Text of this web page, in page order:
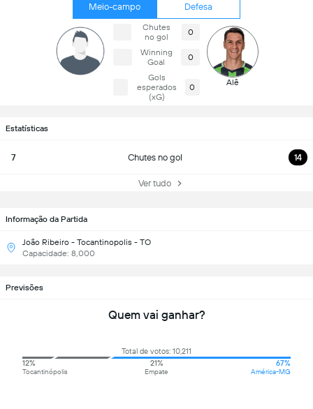
Meio-campo Defesa
Chutes
no gol
0
Winning
Goal
0
Gols
esperados
(xG)
0 Alê
Estatísticas
7 Chutes no gol 14
Ver tudo
Informação da Partida
João Ribeiro - Tocantinopolis - TO
Capacidade: 8,000
Previsões
Quem vai ganhar?
Total de votos: 10,211
12%
Tocantinópolis
21%
Empate
67%
América-MG